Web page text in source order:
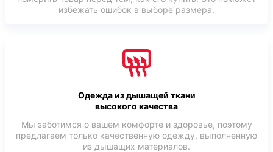
избежать ошибок в выборе размера.
Одежда из дышащей ткани
высокого качества
Мы заботимся о вашем комфорте и здоровье, поэтому
предлагаем только качественную одежду, выполненную
из дышащих материалов.